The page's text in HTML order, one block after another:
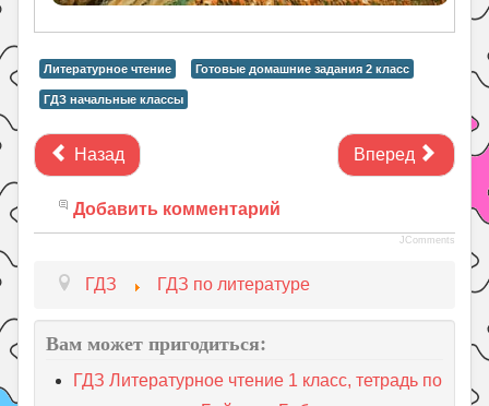
Литературное чтение Готовые домашние задания 2 класс
ГДЗ начальные классы
Назад Вперед
Добавить комментарий
JComments
ГДЗ ГДЗ по литературе
Вам может пригодиться:
ГДЗ Литературное чтение 1 класс, тетрадь по